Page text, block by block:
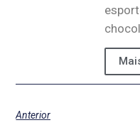
Anterior